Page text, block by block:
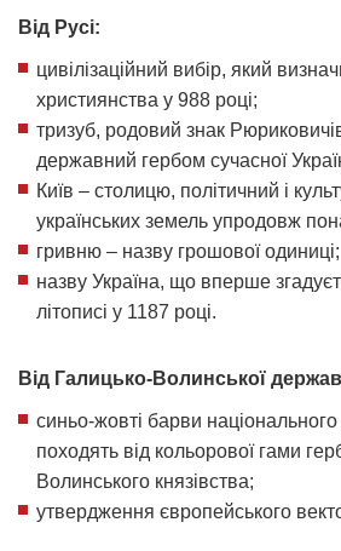
Від Русі:
цивілізаційний вибір, який
християнства у 988 році;
тризуб, родовий знак
державний гербом сучасної
Київ – столицю, політичний і
українських земель упродовж
гривню – назву грошової одиниці;
назву Україна, що вперше
літописі у 1187 році.
Від Галицько-Волинської
синьо-жовті барви
походять від кольорової гами
Волинського князівства;
утвердження європейського